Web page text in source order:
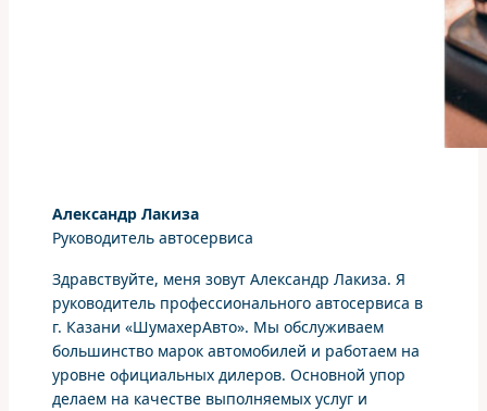
Александр Лакиза
Руководитель автосервиса
Здравствуйте, меня зовут Александр Лакиза. Я
руководитель профессионального автосервиса в
г. Казани «ШумахерАвто». Мы обслуживаем
большинство марок автомобилей и работаем на
уровне официальных дилеров. Основной упор
делаем на качестве выполняемых услуг и